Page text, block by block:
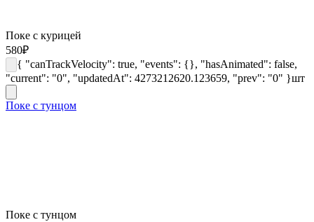
Поке с курицей
580₽
{ "canTrackVelocity": true, "events": {}, "hasAnimated": false,
"current": "0", "updatedAt": 4273212620.123659, "prev": "0" }шт
Поке с тунцом
Поке с тунцом